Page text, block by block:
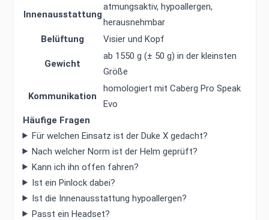
Innenausstattung
atmungsaktiv, hypoallergen,
herausnehmbar
Belüftung
Visier und Kopf
Gewicht
ab 1550 g (± 50 g) in der kleinsten
Größe
Kommunikation
homologiert mit Caberg Pro Speak
Evo
Häufige Fragen
Für welchen Einsatz ist der Duke X gedacht?
Nach welcher Norm ist der Helm geprüft?
Kann ich ihn offen fahren?
Ist ein Pinlock dabei?
Ist die Innenausstattung hypoallergen?
Passt ein Headset?